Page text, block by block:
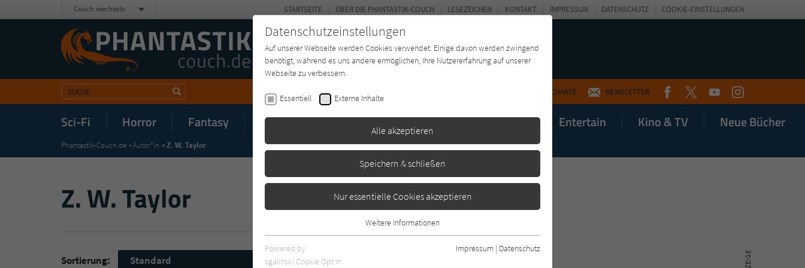
CHARTS NEWSLETTER FACEBOOKTWITTERYOUTUBEINSTAGRAM
Sci-Fi Horror Fantasy Mystery Buchtyp Autor*in Magazin Entertain Kino & TV Neue Bücher
STARTSEITE ÜBER DIE PHANTASTIK-COUCH LESEZEICHEN KONTAKT IMPRESSUM DATENSCHUTZ COOKIE-EINSTELLUNGEN
Couch wechseln
Phantastik-Couch.de Autor*in Z. W. Taylor
Z. W. Taylor
Sortierung:
Standard
Datenschutzeinstellungen
Auf unserer Webseite werden Cookies verwendet. Einige davon werden zwingend
benötigt, während es uns andere ermöglichen, Ihre Nutzererfahrung auf unserer
Webseite zu verbessern.
Essentiell Externe Inhalte
Alle akzeptieren
Speichern & schließen
Nur essentielle Cookies akzeptieren
Essentielle Cookies werden für grundlegende Funktionen der Webseite
benötigt. Dadurch ist gewährleistet, dass die Webseite einwandfrei
Weitere Informationen
Powered by
sgalinski Cookie Opt In
Impressum | Datenschutz